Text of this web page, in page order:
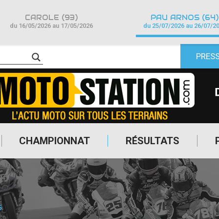
CHAMPIONNAT RÉSULTATS
CAROLE (93)
du 16/05/2026 au 17/05/2026
PAU ARNOS (64)
du 25/07/2026 au 26/07/